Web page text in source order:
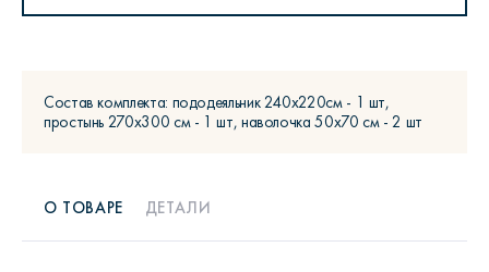
Состав комплекта: пододеяльник 240x220см - 1 шт,
простынь 270х300 см - 1 шт, наволочка 50х70 см - 2 шт
О ТОВАРЕ ДЕТАЛИ